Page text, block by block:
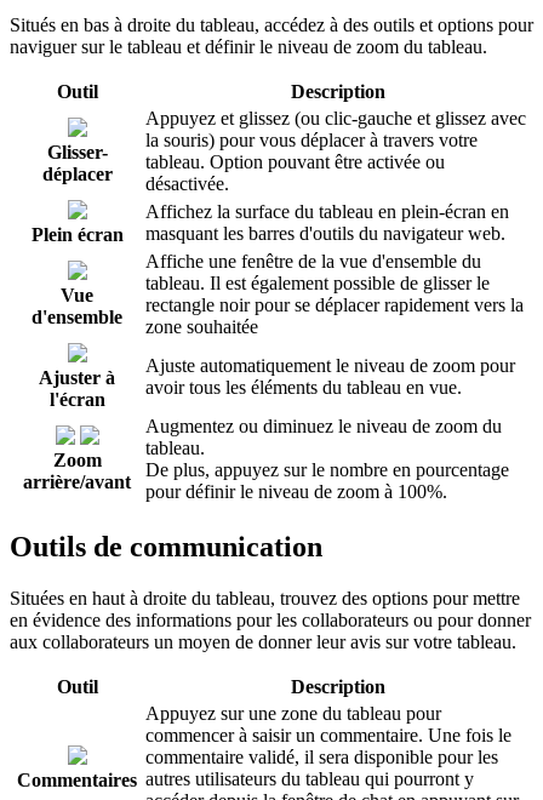
Situés en bas à droite du tableau, accédez à des outils et options pour
naviguer sur le tableau et définir le niveau de zoom du tableau.
Outil Description
Glisser-
déplacer
Appuyez et glissez (ou clic-gauche et glissez avec
la souris) pour vous déplacer à travers votre
tableau. Option pouvant être activée ou
désactivée.
Plein écran
Affichez la surface du tableau en plein-écran en
masquant les barres d'outils du navigateur web.
Vue
d'ensemble
Affiche une fenêtre de la vue d'ensemble du
tableau. Il est également possible de glisser le
rectangle noir pour se déplacer rapidement vers la
zone souhaitée
Ajuster à
l'écran
Ajuste automatiquement le niveau de zoom pour
avoir tous les éléments du tableau en vue.
Zoom
arrière/avant
Augmentez ou diminuez le niveau de zoom du
tableau.
De plus, appuyez sur le nombre en pourcentage
pour définir le niveau de zoom à 100%.
Outils de communication
Situées en haut à droite du tableau, trouvez des options pour mettre
en évidence des informations pour les collaborateurs ou pour donner
aux collaborateurs un moyen de donner leur avis sur votre tableau.
Outil Description
Commentaires
Appuyez sur une zone du tableau pour
commencer à saisir un commentaire. Une fois le
commentaire validé, il sera disponible pour les
autres utilisateurs du tableau qui pourront y